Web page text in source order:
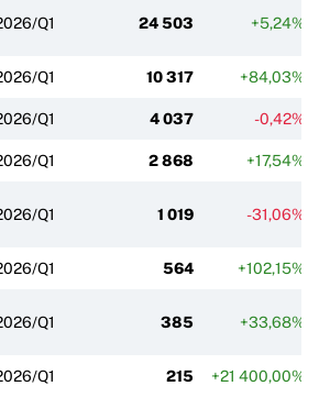
Q1 24 503 +5,24%
Q1 10 317 +84,03%
Q1 4 037 -0,42%
Q1 2 868 +17,54%
Q1 1 019 -31,06%
Q1 564 +102,15%
Q1 385 +33,68%
Q1 215 +21 400,00%